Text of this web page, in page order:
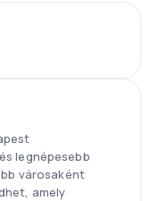
legnépesebb
városaként
amely